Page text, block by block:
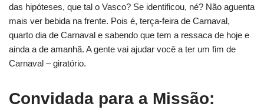
das hipóteses, que tal o Vasco? Se identificou, né? Não aguenta
mais ver bebida na frente. Pois é, terça-feira de Carnaval,
quarto dia de Carnaval e sabendo que tem a ressaca de hoje e
ainda a de amanhã. A gente vai ajudar você a ter um fim de
Carnaval – giratório.
Convidada para a Missão: